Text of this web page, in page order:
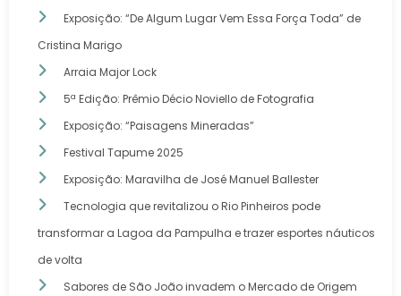
Exposição: “De Algum Lugar Vem Essa Força Toda” de
Cristina Marigo
Arraia Major Lock
5ª Edição: Prêmio Décio Noviello de Fotografia
Exposição: “Paisagens Mineradas”
Festival Tapume 2025
Exposição: Maravilha de José Manuel Ballester
Tecnologia que revitalizou o Rio Pinheiros pode
transformar a Lagoa da Pampulha e trazer esportes náuticos
de volta
Sabores de São João invadem o Mercado de Origem